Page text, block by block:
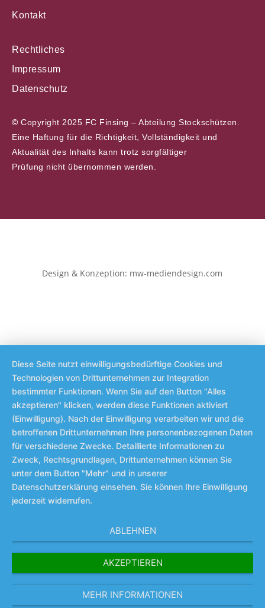
Kontakt
Rechtliches
Impressum
Datenschutz
© Copyright 2025 FC Finsing – Abteilung Stockschützen.
Eine Haftung für die Richtigkeit, Vollständigkeit und
Aktualität des Inhalts kann trotz sorgfältiger
Prüfung nicht übernommen werden.
Design & Konzeption: mw-mediendesign.com
Diese Seite nutzt einwilligungsbedürftige Cookies und
Technologien von Drittunternehmen zur Integration
bestimmter Funktionen. Wenn Sie auf den Button "Alles
akzeptieren" klicken, werden diese Funktionen aktiviert
(Einwilligung). Nach der Einwilligung verarbeiten wir und die
betroffenen Drittunternehmen Ihre personenbezogenen Daten
für verschiedene Zwecke. Detaillierte Informationen zu
Zweck, Rechtsgrundlagen, Drittunternehmen können Sie
unter dem Button "Mehr" und in unserer
Datenschutzerklärung einsehen. Sie können Ihre Einwilligung
jederzeit widerrufen.
ABLEHNEN
AKZEPTIEREN
MEHR INFORMATIONEN